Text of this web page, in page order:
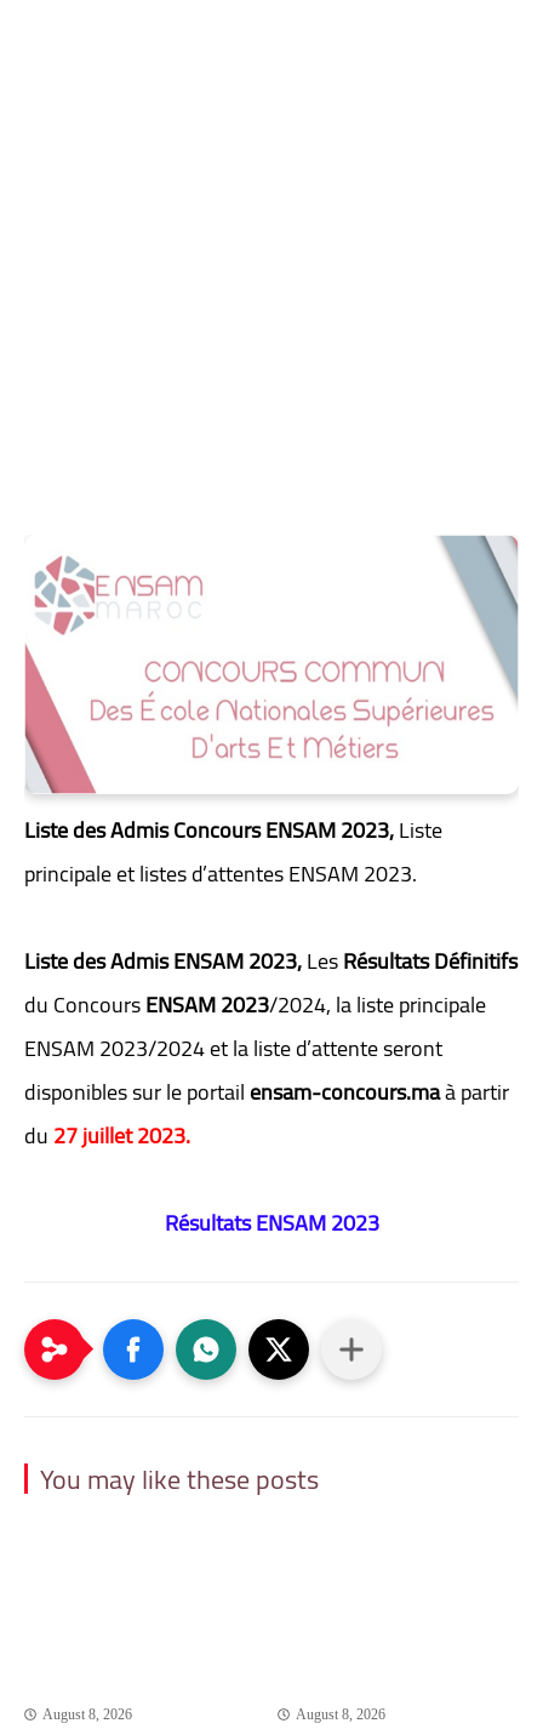
Liste des Admis Concours ENSAM 2023,Liste
principale et listes d’attentes ENSAM 2023.
Liste des Admis ENSAM 2023,LesRésultats Définitifs
du ConcoursENSAM 2023/2024, la liste principale
ENSAM 2023/2024 et la liste d’attente seront
disponibles sur le portailensam-concours.maà partir
du27 juillet 2023.
Résultats ENSAM 2023
You may like these posts
August 8, 2026 August 8, 2026